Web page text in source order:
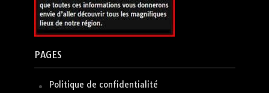
PAGES
Politique de confidentialité